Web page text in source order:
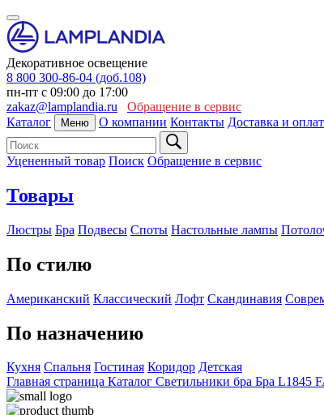
Декоративное освещение
8 800 300-86-04 (доб.108)
пн-пт с 09:00 до 17:00
zakaz@lamplandia.ru
Обращение в сервис
Каталог
Меню О компании Контакты Доставка и
Уцененный товар Поиск Обращение в сервис
Товары
Люстры Бра Подвесы Споты Настольные лампы
По стилю
Американский Классический Лофт Скандинавия
По назначению
Кухня Спальня Гостиная Коридор Детская
Главная страница Каталог Светильники бра Бра L1845